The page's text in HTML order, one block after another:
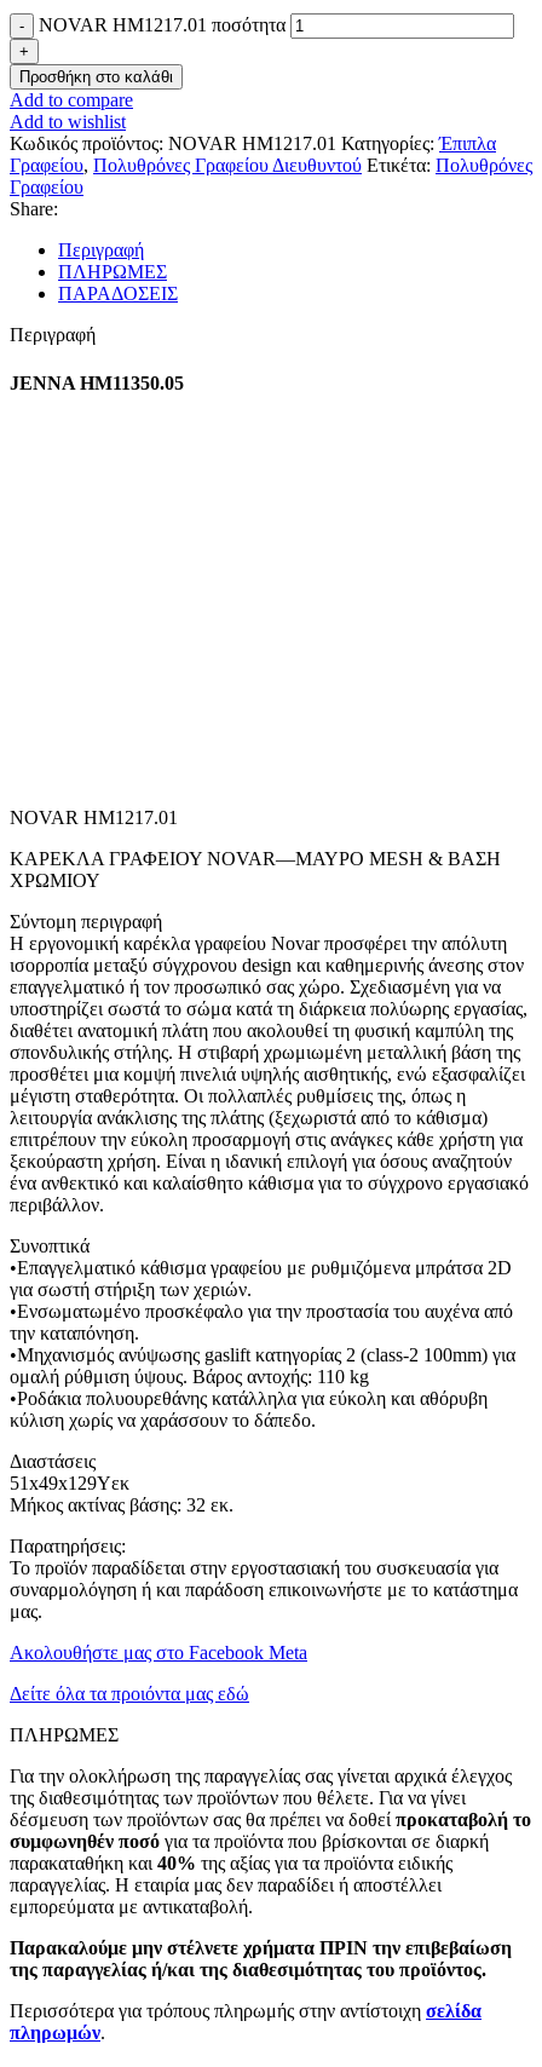
NOVAR HM1217.01 ποσότητα
Προσθήκη στο καλάθι
Add to compare
Add to wishlist
Κωδικός προϊόντος: NOVAR HM1217.01 Κατηγορίες: Έπιπλα
Γραφείου, Πολυθρόνες Γραφείου Διευθυντού Ετικέτα: Πολυθρόνες
Γραφείου
Share:
Περιγραφή
ΠΛΗΡΩΜΕΣ
ΠΑΡΑΔΟΣΕΙΣ
Περιγραφή
JENNA HM11350.05
NOVAR HM1217.01
ΚΑΡΕΚΛΑ ΓΡΑΦΕΙΟΥ NOVAR—ΜΑΥΡΟ MESH & ΒΑΣΗ
ΧΡΩΜΙΟΥ
Σύντομη περιγραφή
Η εργονομική καρέκλα γραφείου Novar προσφέρει την απόλυτη
ισορροπία μεταξύ σύγχρονου design και καθημερινής άνεσης στον
επαγγελματικό ή τον προσωπικό σας χώρο. Σχεδιασμένη για να
υποστηρίζει σωστά το σώμα κατά τη διάρκεια πολύωρης εργασίας,
διαθέτει ανατομική πλάτη που ακολουθεί τη φυσική καμπύλη της
σπονδυλικής στήλης. Η στιβαρή χρωμιωμένη μεταλλική βάση της
προσθέτει μια κομψή πινελιά υψηλής αισθητικής, ενώ εξασφαλίζει
μέγιστη σταθερότητα. Οι πολλαπλές ρυθμίσεις της, όπως η
λειτουργία ανάκλισης της πλάτης (ξεχωριστά από το κάθισμα)
επιτρέπουν την εύκολη προσαρμογή στις ανάγκες κάθε χρήστη για
ξεκούραστη χρήση. Είναι η ιδανική επιλογή για όσους αναζητούν
ένα ανθεκτικό και καλαίσθητο κάθισμα για το σύγχρονο εργασιακό
περιβάλλον.
Συνοπτικά
•Επαγγελματικό κάθισμα γραφείου με ρυθμιζόμενα μπράτσα 2D
για σωστή στήριξη των χεριών.
•Ενσωματωμένο προσκέφαλο για την προστασία του αυχένα από
την καταπόνηση.
•Μηχανισμός ανύψωσης gaslift κατηγορίας 2 (class-2 100mm) για
ομαλή ρύθμιση ύψους. Βάρος αντοχής: 110 kg
•Ροδάκια πολυουρεθάνης κατάλληλα για εύκολη και αθόρυβη
κύλιση χωρίς να χαράσσουν το δάπεδο.
Διαστάσεις
51x49x129Υεκ
Μήκος ακτίνας βάσης: 32 εκ.
Παρατηρήσεις:
Το προϊόν παραδίδεται στην εργοστασιακή του συσκευασία για
συναρμολόγηση ή και παράδοση επικοινωνήστε με το κατάστημα
μας.
Ακολουθήστε μας στο Facebook Meta
Δείτε όλα τα προιόντα μας εδώ
ΠΛΗΡΩΜΕΣ
Για την ολοκλήρωση της παραγγελίας σας γίνεται αρχικά έλεγχος
της διαθεσιμότητας των προϊόντων που θέλετε. Για να γίνει
δέσμευση των προϊόντων σας θα πρέπει να δοθεί προκαταβολή το
συμφωνηθέν ποσό για τα προϊόντα που βρίσκονται σε διαρκή
παρακαταθήκη και 40% της αξίας για τα προϊόντα ειδικής
παραγγελίας. Η εταιρία μας δεν παραδίδει ή αποστέλλει
εμπορεύματα με αντικαταβολή.
Παρακαλούμε μην στέλνετε χρήματα ΠΡΙΝ την επιβεβαίωση
της παραγγελίας ή/και της διαθεσιμότητας του προϊόντος.
Περισσότερα για τρόπους πληρωμής στην αντίστοιχη σελίδα
πληρωμών.